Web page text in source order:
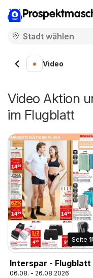
Video
Video Aktion
im Flugblatt
Seite
Interspar - Flugblatt
06.08. - 26.08.2026